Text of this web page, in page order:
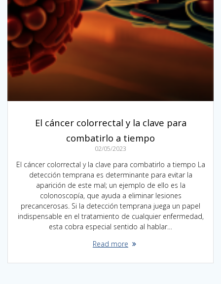
El cáncer colorrectal y la clave para
combatirlo a tiempo
02/05/2023
El cáncer colorrectal y la clave para combatirlo a tiempo La
detección temprana es determinante para evitar la
aparición de este mal; un ejemplo de ello es la
colonoscopía, que ayuda a eliminar lesiones
precancerosas. Si la detección temprana juega un papel
indispensable en el tratamiento de cualquier enfermedad,
esta cobra especial sentido al hablar…
Read more